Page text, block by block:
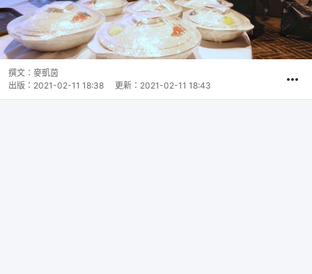
撰文： 麥凱茵
出版： 2021-02-11 18:38 更新： 2021-02-11 18:43